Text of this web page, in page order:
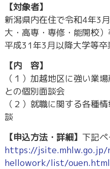
【対象者】
新潟県内在住で令和4年3
大・高専・専修・能開校
平成31年3月以降大学等卒
【内 容】
（１）加越地区に強い業
との個別面談会
（２）就職に関する各種
談
【申込方法・詳細】 下記ペ
https://jsite.mhlw.go.jp/
hellowork/list/ouen.html